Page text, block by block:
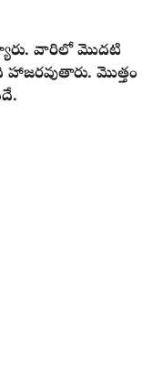
వారిలో మొదటి
హాజరవుతారు. మొత్తం